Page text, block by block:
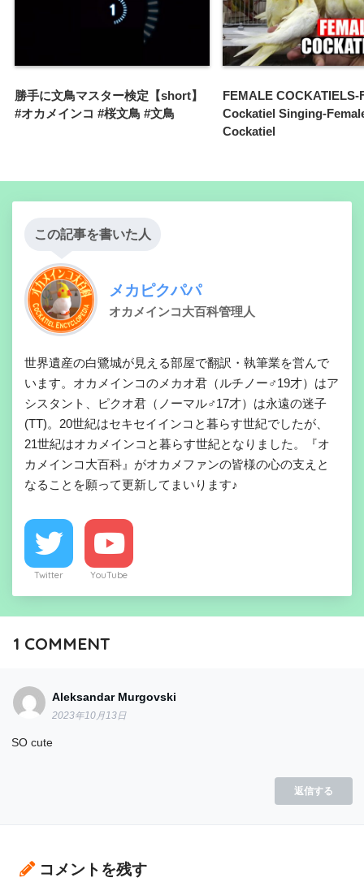
勝手に文鳥マスター検定【short】
#オカメインコ #桜文鳥 #文鳥
FEMALE COCKATIELS-
Cockatiel Singing-
Cockatiel
この記事を書いた人
メカピクパパ
オカメインコ大百科管理人
世界遺産の白鷺城が見える部屋で翻訳・執筆業を営んで
います。オカメインコのメカオ君（ルチノー♂19才）はア
シスタント、ピクオ君（ノーマル♂17才）は永遠の迷子
(TT)。20世紀はセキセイインコと暮らす世紀でしたが、
21世紀はオカメインコと暮らす世紀となりました。『オ
カメインコ大百科』がオカメファンの皆様の心の支えと
なることを願って更新してまいります♪
Twitter YouTube
1 COMMENT
Aleksandar Murgovski
2023年10月13日
SO cute
返信する
コメントを残す